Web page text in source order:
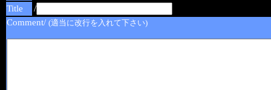
Title
/
Comment/ (適当に改行を入れて下さい)